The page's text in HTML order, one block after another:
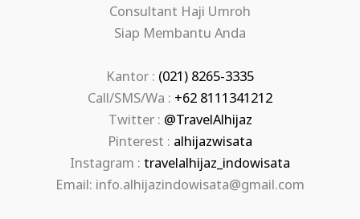
Consultant Haji Umroh
Siap Membantu Anda
Kantor : (021) 8265-3335
Call/SMS/Wa : +62 8111341212
Twitter : @TravelAlhijaz
Pinterest : alhijazwisata
Instagram : travelalhijaz_indowisata
Email: info.alhijazindowisata@gmail.com